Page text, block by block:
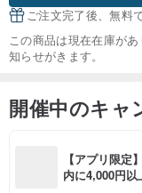
ご注文完了後、無料
この商品は現在在庫が
知らせがきます。
開催中のキャ
【アプリ限定
内に4,000円